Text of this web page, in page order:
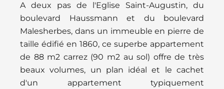
A deux pas de l'Eglise Saint-Augustin, du
boulevard Haussmann et du boulevard
Malesherbes, dans un immeuble en pierre de
taille édifié en 1860, ce superbe appartement
de 88 m2 carrez (90 m2 au sol) offre de très
beaux volumes, un plan idéal et le cachet
d'un appartement typiquement